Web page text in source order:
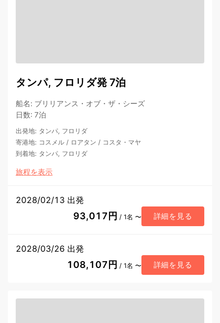
タンパ, フロリダ発 7泊
船名: ブリリアンス・オブ・ザ・シーズ
日数: 7泊
出発地: タンパ, フロリダ
寄港地: コスメル / ロアタン / コスタ・マヤ
到着地: タンパ, フロリダ
旅程を表示
2028/02/13 出発
93,017円 / 1名 〜 詳細を見る
2028/03/26 出発
108,107円 / 1名 〜 詳細を見る